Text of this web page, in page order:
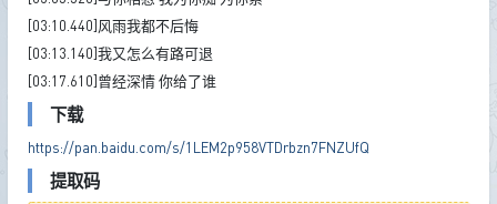
[03:10.440]风雨我都不后悔
[03:13.140]我又怎么有路可退
[03:17.610]曾经深情 你给了谁
下载
https://pan.baidu.com/s/1LEM2p958VTDrbzn7FNZUfQ
提取码